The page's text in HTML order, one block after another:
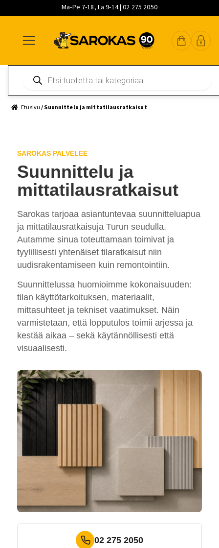
Ma-Pe 7-18, La 9-14 | 02 275 2050
navigointiin
sisältöön
pääsisältöön
search
Etusivu / Suunnittelu ja mittatilausratkaisut
SAROKAS PALVELEE
Suunnittelu ja
mittatilausratkaisut
Sarokas tarjoaa asiantuntevaa suunnitteluapua
ja mittatilausratkaisuja Turun seudulla.
Autamme sinua toteuttamaan toimivat ja
tyylillisesti yhtenäiset tilaratkaisut niin
uudisrakentamiseen kuin remontointiin.
Suunnittelussa huomioimme kokonaisuuden:
tilan käyttötarkoituksen, materiaalit,
mittasuhteet ja tekniset vaatimukset. Näin
varmistetaan, että lopputulos toimii arjessa ja
kestää aikaa – sekä käytännöllisesti että
visuaalisesti.
02 275 2050